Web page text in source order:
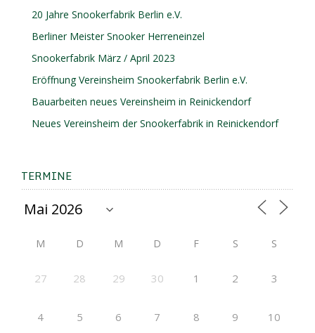
20 Jahre Snookerfabrik Berlin e.V.
Berliner Meister Snooker Herreneinzel
Snookerfabrik März / April 2023
Eröffnung Vereinsheim Snookerfabrik Berlin e.V.
Bauarbeiten neues Vereinsheim in Reinickendorf
Neues Vereinsheim der Snookerfabrik in Reinickendorf
TERMINE
M D M D F S S
27 28 29 30 1 2 3
4 5 6 7 8 9 10